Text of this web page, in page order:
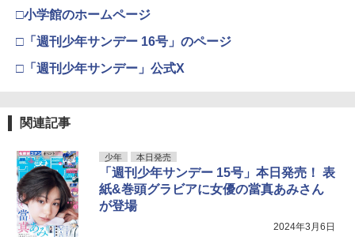
□小学館のホームページ
□「週刊少年サンデー 16号」のページ
□「週刊少年サンデー」公式X
関連記事
少年 本日発売
「週刊少年サンデー 15号」本日発売！ 表
紙&巻頭グラビアに女優の當真あみさん
が登場
2024年3月6日